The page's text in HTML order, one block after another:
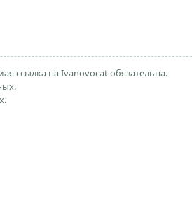
ссылка на Ivanovocat обязательна.